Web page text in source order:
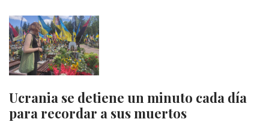
Ucrania se detiene un minuto cada día
para recordar a sus muertos